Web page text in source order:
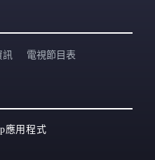
訊 電視節目表
應用程式